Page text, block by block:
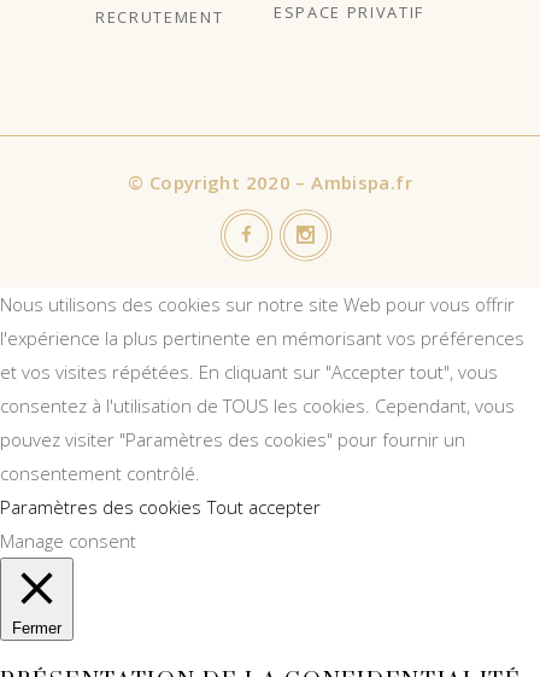
RECRUTEMENT ESPACE PRIVATIF
© Copyright 2020 – Ambispa.fr
Nous utilisons des cookies sur notre site Web pour vous offrir
l'expérience la plus pertinente en mémorisant vos préférences
et vos visites répétées. En cliquant sur "Accepter tout", vous
consentez à l'utilisation de TOUS les cookies. Cependant, vous
pouvez visiter "Paramètres des cookies" pour fournir un
consentement contrôlé.
Paramètres des cookies Tout accepter
Manage consent
Fermer